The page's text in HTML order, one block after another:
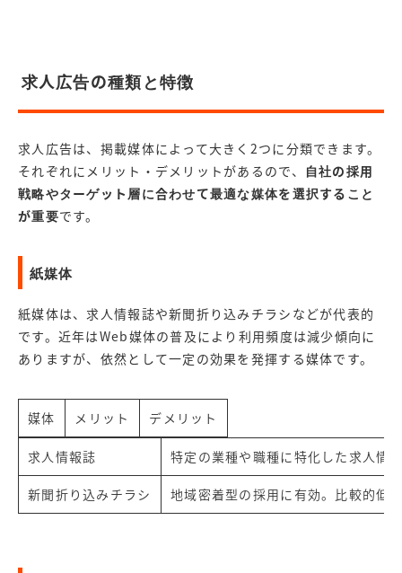
求人広告の種類と特徴
求人広告は、掲載媒体によって大きく2つに分類できます。
それぞれにメリット・デメリットがあるので、 自社の採用
戦略やターゲット層に合わせて最適な媒体を選択すること
が重要です。
紙媒体
紙媒体は、求人情報誌や新聞折り込みチラシなどが代表的
です。近年はWeb媒体の普及により利用頻度は減少傾向に
ありますが、依然として一定の効果を発揮する媒体です。
媒体 メリット デメリット
求人情報誌 特定の業種や職種に特化した求人情
新聞折り込みチラシ 地域密着型の採用に有効。比較的低